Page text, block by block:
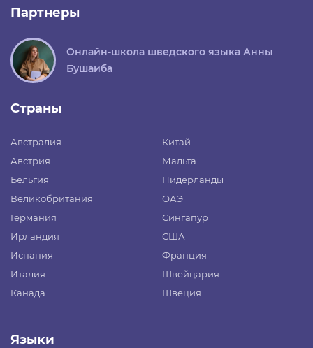
Партнеры
Онлайн-школа шведского языка Анны
Бушаиба
Страны
Австралия
Австрия
Бельгия
Великобритания
Германия
Ирландия
Испания
Италия
Канада
Китай
Мальта
Нидерланды
ОАЭ
Сингапур
США
Франция
Швейцария
Швеция
Языки